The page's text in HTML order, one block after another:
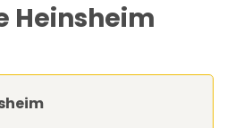
Heinsheim